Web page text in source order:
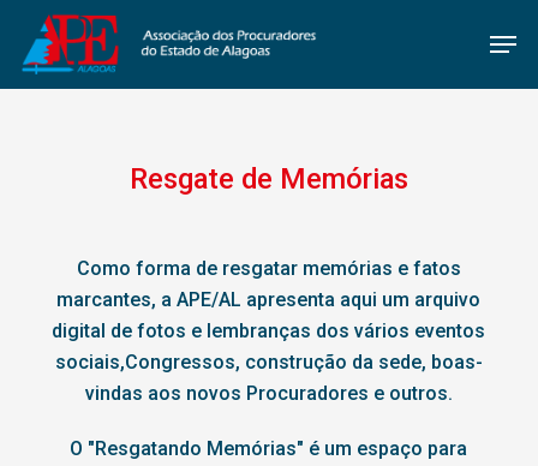
main
Resgate de Memórias
Como forma de resgatar memórias e fatos
marcantes, a APE/AL apresenta aqui um arquivo
digital de fotos e lembranças dos vários eventos
sociais,Congressos, construção da sede, boas-
vindas aos novos Procuradores e outros.
O "Resgatando Memórias" é um espaço para